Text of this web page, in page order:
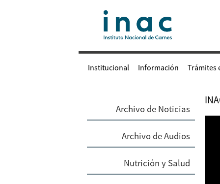
Institucional Información Trámites
Archivo de Noticias
Archivo de Audios
Nutrición y Salud